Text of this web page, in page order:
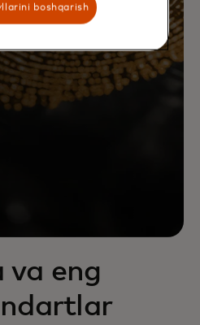
va eng
boshqarish